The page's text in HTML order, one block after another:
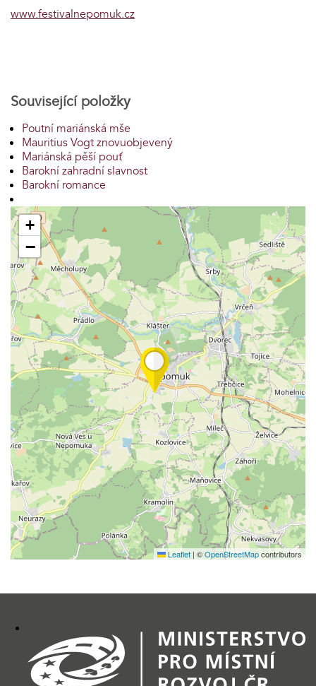
www.festivalnepomuk.cz
Související položky
Poutní mariánská mše
Mauritius Vogt znovuobjevený
Mariánská pěší pouť
Barokní zahradní slavnost
Barokní romance
+
−
Leaflet | ©OpenStreetMapcontributors